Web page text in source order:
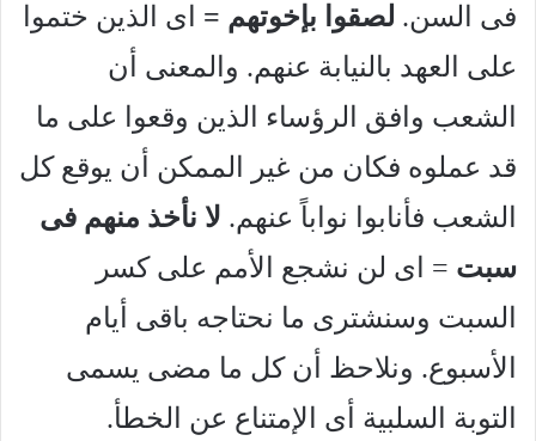
فى السن. لصقوا بإخوتهم = اى الذين ختموا
على العهد بالنيابة عنهم. والمعنى أن
الشعب وافق الرؤساء الذين وقعوا على ما
قد عملوه فكان من غير الممكن أن يوقع كل
الشعب فأنابوا نواباً عنهم. لا نأخذ منهم فى
سبت = اى لن نشجع الأمم على كسر
السبت وسنشترى ما نحتاجه باقى أيام
الأسبوع. ونلاحظ أن كل ما مضى يسمى
التوبة السلبية أى الإمتناع عن الخطأ.